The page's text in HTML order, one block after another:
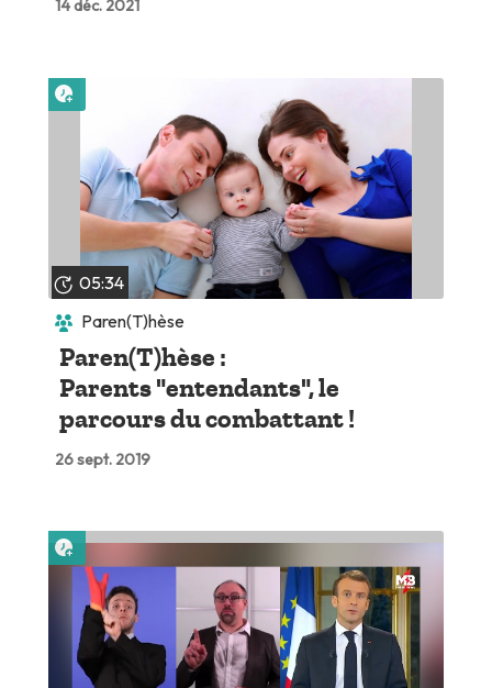
14 déc. 2021
05:34
Paren(T)hèse
Paren(T)hèse :
Parents "entendants", le
parcours du combattant !
26 sept. 2019
Lire plus tard